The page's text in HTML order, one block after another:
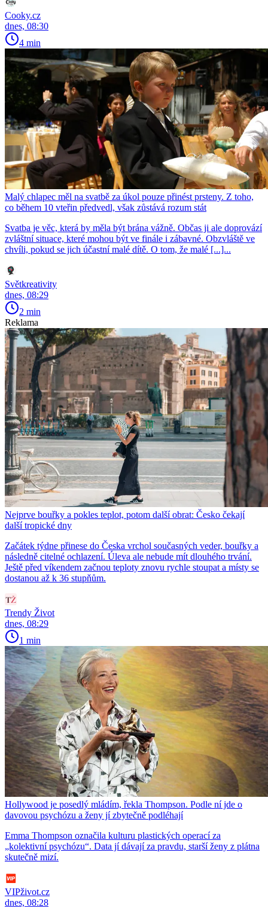
Cooky.cz
dnes, 08:30
4 min
Malý chlapec měl na svatbě za úkol pouze přinést prsteny. Z toho,
co během 10 vteřin předvedl, však zůstává rozum stát
Svatba je věc, která by měla být brána vážně. Občas ji ale doprovází
zvláštní situace, které mohou být ve finále i zábavné. Obzvláště ve
chvíli, pokud se jich účastní malé dítě. O tom, že malé [...]...
Světkreativity
dnes, 08:29
2 min
Reklama
Nejprve bouřky a pokles teplot, potom další obrat: Česko čekají
další tropické dny
Začátek týdne přinese do Česka vrchol současných veder, bouřky a
následně citelné ochlazení. Úleva ale nebude mít dlouhého trvání.
Ještě před víkendem začnou teploty znovu rychle stoupat a místy se
dostanou až k 36 stupňům.
Trendy Život
dnes, 08:29
1 min
Hollywood je posedlý mládím, řekla Thompson. Podle ní jde o
davovou psychózu a ženy jí zbytečně podléhají
Emma Thompson označila kulturu plastických operací za
„kolektivní psychózu“. Data jí dávají za pravdu, starší ženy z plátna
skutečně mizí.
VIPživot.cz
dnes, 08:28